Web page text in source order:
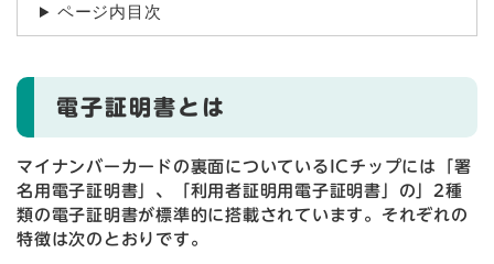
ページ内目次
電子証明書とは
マイナンバーカードの裏面についているICチップには「署
名用電子証明書」、「利用者証明用電子証明書」の」2種
類の電子証明書が標準的に搭載されています。それぞれの
特徴は次のとおりです。